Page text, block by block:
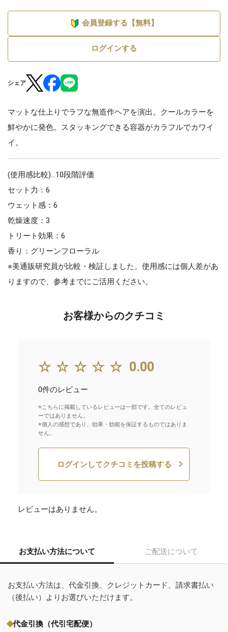
会員登録する【無料】
ログインする
シェア
マットな仕上りでラフな無造作ヘアを演出。クールカラーを
鮮やかに発色。スタッキングできる容器がカラフルでカワイ
イ。
(使用感比較)…10段階評価
セット力：6
ウェット感：6
乾燥速度：3
トリート効果：6
香り：グリーンフローラル
※美通販研究員が比較・検証しました。使用感には個人差があ
りますので、参考までにご活用ください。
お客様からのクチコミ
☆☆☆☆☆ 0.00
0件のレビュー
※こちらに掲載しているレビューは一部です。全てのレビュ
ーではありません。
※個人の感想であり、効果・効能を保証するものではありま
せん。
ログインしてクチコミを投稿する
レビューはありません。
お支払い方法について ご配送について
お支払い方法は、代金引換、クレジットカード、請求書払い
（後払い）よりお選びいただけます。
代金引換（代引宅配便）